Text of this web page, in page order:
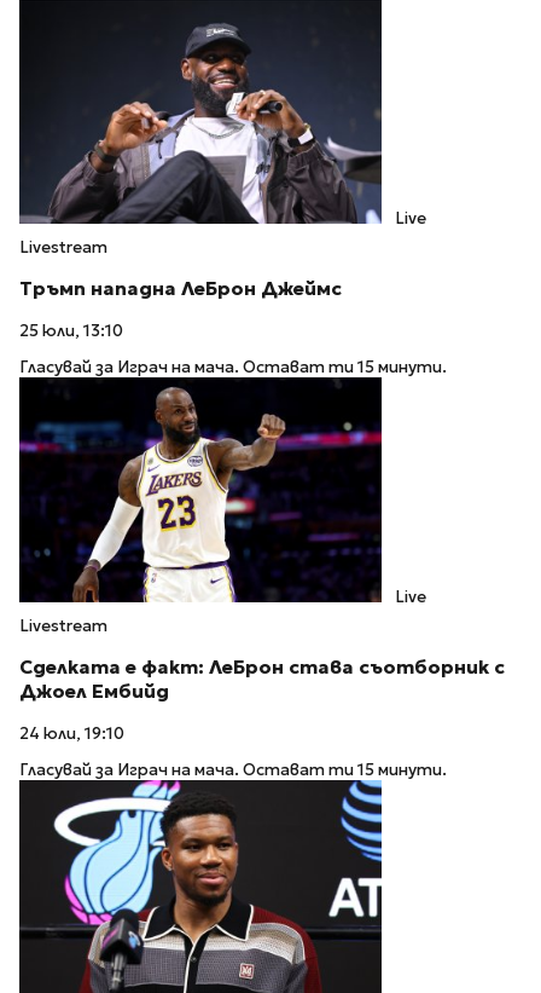
Live
Livestream
Тръмп нападна ЛеБрон Джеймс
25 юли, 13:10
Гласувай за Играч на мача. Остават ти 15 минути.
Live
Livestream
Сделката е факт: ЛеБрон става съотборник с
Джоел Ембийд
24 юли, 19:10
Гласувай за Играч на мача. Остават ти 15 минути.